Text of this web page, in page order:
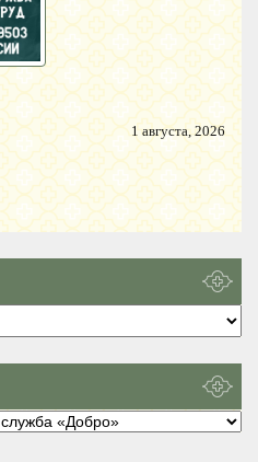
1 августа, 2026